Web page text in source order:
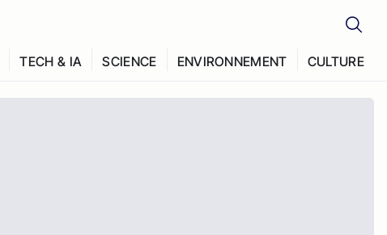
TECH & IA SCIENCE ENVIRONNEMENT CULTURE